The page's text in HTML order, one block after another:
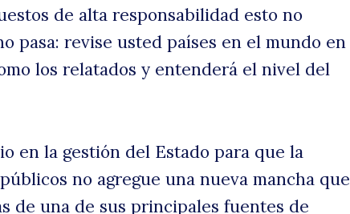
de alta responsabilidad esto no
pasa: revise usted países en el mundo en
los relatados y entenderá el nivel del
en la gestión del Estado para que la
no agregue una nueva mancha que
de una de sus principales fuentes de